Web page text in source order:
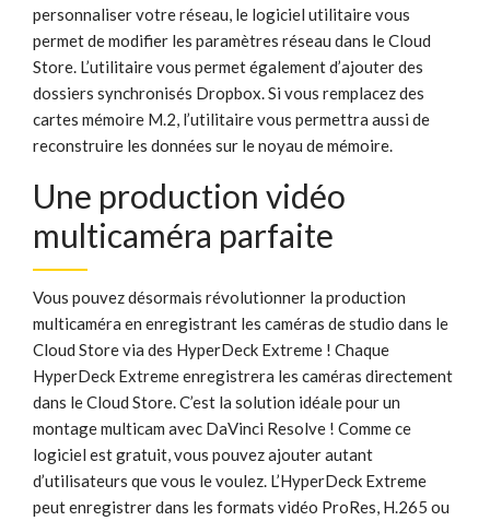
personnaliser votre réseau, le logiciel utilitaire vous
permet de modifier les paramètres réseau dans le Cloud
Store. L’utilitaire vous permet également d’ajouter des
dossiers synchronisés Dropbox. Si vous remplacez des
cartes mémoire M.2, l’utilitaire vous permettra aussi de
reconstruire les données sur le noyau de mémoire.
Une production vidéo
multicaméra parfaite
Vous pouvez désormais révolutionner la production
multicaméra en enregistrant les caméras de studio dans le
Cloud Store via des HyperDeck Extreme ! Chaque
HyperDeck Extreme enregistrera les caméras directement
dans le Cloud Store. C’est la solution idéale pour un
montage multicam avec DaVinci Resolve ! Comme ce
logiciel est gratuit, vous pouvez ajouter autant
d’utilisateurs que vous le voulez. L’HyperDeck Extreme
peut enregistrer dans les formats vidéo ProRes, H.265 ou